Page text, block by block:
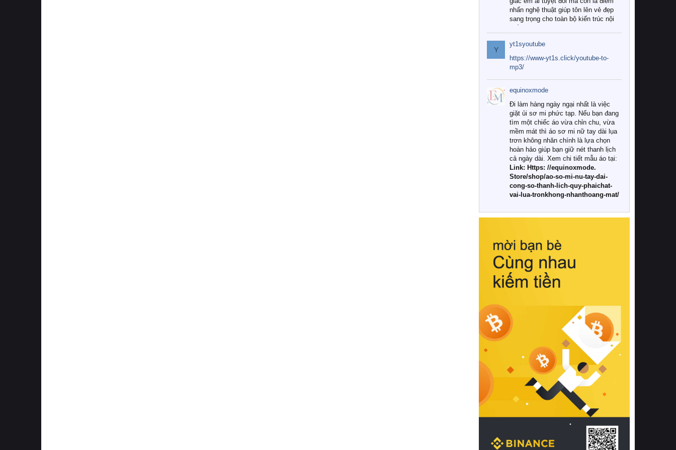
nhấn nghệ thuật giúp tôn lên vẻ đẹp
sang trọng cho toàn bộ kiến trúc nội
Tuy nhiên, giữa thị trường đa dạng
với vô vàn thương hiệu và mẫu mã
như hiện nay, làm thế nào để chọn
được những bộ chăn ga gối đệm cao
cấp thực sự chất lượng, phù hợp với
khí hậu và nhu cầu sử dụng của gia
đình? Hãy cùng chúng tôi đi tìm lời
giải đáp chi tiết qua bài viết dưới đây.
1. Tại sao các gia đình hiện đại lại ưa
chuộng chăn ga gối đệm cao cấp?
Khác với các dòng sản phẩm thông
thường, những bộ chăn ga gối đệm
cao cấp trải qua quy trình sản xuất
nghiêm ngặt từ khâu chọn lọc nguyên
liệu tự nhiên đến công nghệ dệt
nhuộm hiện đại không chứa hóa chất
này, bạn sẽ cảm nhận rõ rệt sự khác
hồi chuẩn xác của phần đệm nâng đỡ
cột sống.
Bên cạnh đó, việc lựa chọn các dòng
sản phẩm đạt chuẩn chất lượng quốc
tế còn giúp ngăn ngừa tình trạng kích
khuẩn và nấm mốc trong điều kiện
thời tiết nóng ẩm. Bạn có thể tìm hiểu
thêm các nghiên cứu khoa học về tác
động của giấc ngủ và môi trường
phòng ngủ đối với sức khỏe con
người tại Sleep Foundation (External
Link) để có cái nhìn toàn diện hơn.
2. Các tiêu chí vàng khi lựa chọn
chăn ga gối đệm cao cấp cho phòng
ngủ
Để sở hữu một bộ chăn ga gối đệm
cao cấp hoàn hảo cả về thẩm mỹ lẫn
công năng, người tiêu dùng cần cân
nhắc kỹ lưỡng các tiêu chí quan trọng
Y
yt1syoutube
https://www-yt1s.click/youtube-to-
mp3/
equinoxmode
Đi làm hàng ngày ngại nhất là việc
giặt ủi sơ mi phức tạp. Nếu bạn đang
tìm một chiếc áo vừa chỉn chu, vừa
mềm mát thì áo sơ mi nữ tay dài lụa
trơn không nhăn chính là lựa chọn
hoàn hảo giúp bạn giữ nét thanh lịch
cả ngày dài. Xem chi tiết mẫu áo tại:
Link: Https: //equinoxmode.
Store/shop/ao-so-mi-nu-tay-dai-
cong-so-thanh-lich-quy-phaichat-
vai-lua-tronkhong-nhanthoang-mat/